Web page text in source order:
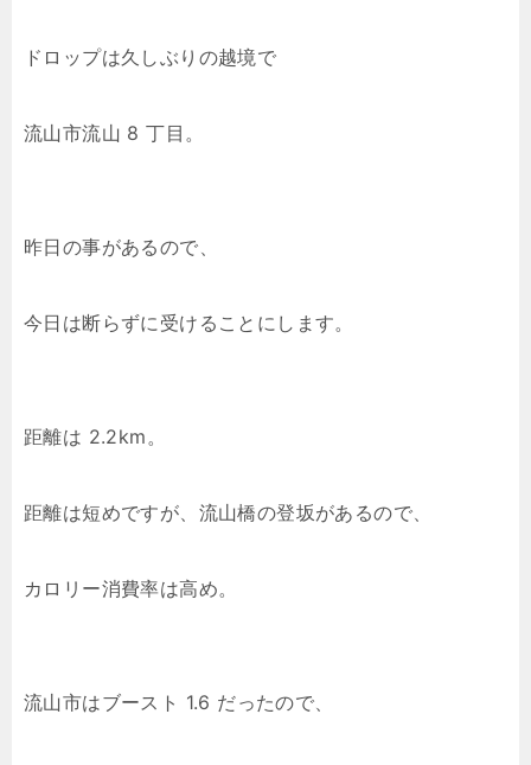
ドロップは久しぶりの越境で
流山市流山 8 丁目。
昨日の事があるので、
今日は断らずに受けることにします。
距離は 2.2km。
距離は短めですが、流山橋の登坂があるので、
カロリー消費率は高め。
流山市はブースト 1.6 だったので、